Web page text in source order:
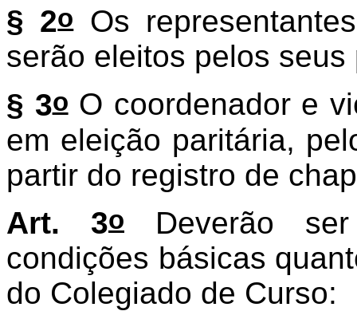
§ 2o
Os
serão eleitos pelos seus
§ 3o O coordenador e
em eleição paritária,
partir do registro de
Art. 3o
Deverão
condições básicas
do Colegiado de Curso: